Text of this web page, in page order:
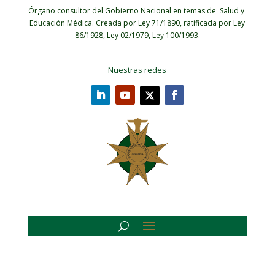
Órgano consultor del Gobierno Nacional en temas de Salud y
Educación Médica. Creada por Ley 71/1890, ratificada por Ley
86/1928, Ley 02/1979, Ley 100/1993.
Nuestras redes